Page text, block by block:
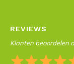
REVIEWS
Klanten beoordelen